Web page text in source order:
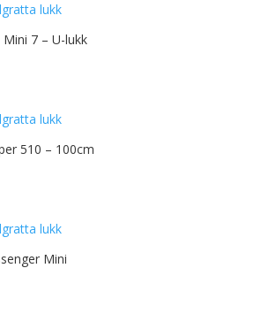
7 – U-lukk
510 – 100cm
Mini